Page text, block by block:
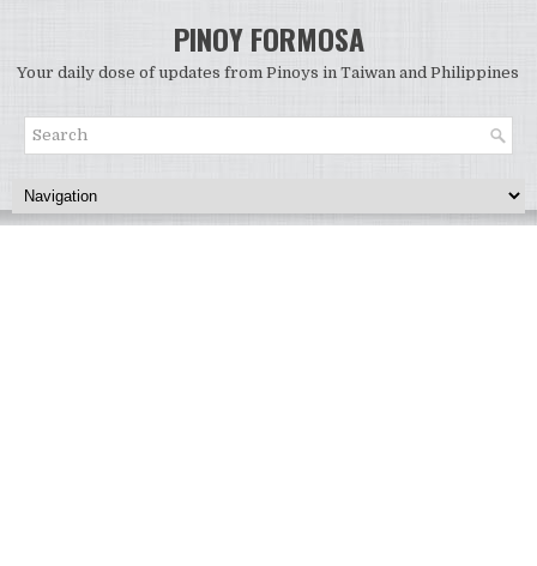
PINOY FORMOSA
Your daily dose of updates from Pinoys in Taiwan and Philippines